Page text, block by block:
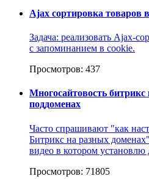
Ajax сортировка товаров
Задача: реализовать Ajax-
с запоминанием в cookie.
Просмотров: 437
Многосайтовость
поддоменах
Часто спрашивают "как
Битрикс на разных
видео в котором установлю
Просмотров: 71805